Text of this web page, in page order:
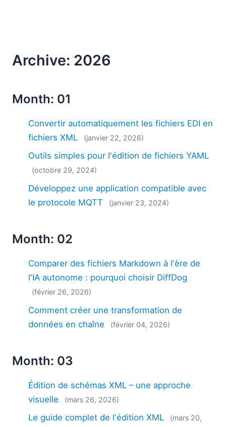
Archive: 2026
Month: 01
Convertir automatiquement les fichiers EDI en
fichiers XML
(janvier 22, 2026)
Outils simples pour l'édition de fichiers YAML
(octobre 29, 2024)
Développez une application compatible avec
le protocole MQTT
(janvier 23, 2024)
Month: 02
Comparer des fichiers Markdown à l'ère de
l'IA autonome : pourquoi choisir DiffDog
(février 26, 2026)
Comment créer une transformation de
données en chaîne
(février 04, 2026)
Month: 03
Édition de schémas XML – une approche
visuelle
(mars 26, 2026)
Le guide complet de l'édition XML
(mars 20,